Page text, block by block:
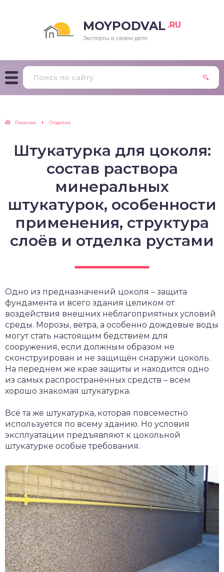
MOYPODVAL .RU
Эксперты в своем деле
Главная Отделка
Штукатурка для цоколя:
состав раствора
минеральных
штукатурок, особенности
применения, структура
слоёв и отделка рустами
Одно из предназначений цоколя – защита
фундамента и всего здания целиком от
воздействия внешних неблагоприятных условий
среды. Морозы, ветра, а особенно дождевые воды
могут стать настоящим бедствием для
сооружения, если должным образом не
сконструирован и не защищён снаружи цоколь.
На переднем же крае защиты и находится одно
из самых распространённых средств – всем
хорошо знакомая штукатурка.
Всё та же штукатурка, которая повсеместно
используется по всему зданию. Но условия
эксплуатации предъявляют к цокольной
штукатурке особые требования.